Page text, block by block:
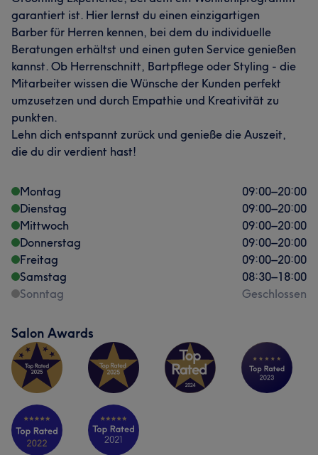
garantiert ist. Hier lernst du einen einzigartigen
Barber für Herren kennen, bei dem du individuelle
Beratungen erhältst und einen guten Service genießen
kannst. Ob Herrenschnitt, Bartpflege oder Styling - die
Mitarbeiter wissen die Wünsche der Kunden perfekt
umzusetzen und durch Empathie und Kreativität zu
punkten.
Lehn dich entspannt zurück und genieße die Auszeit,
die du dir verdient hast!
Montag 09:00–20:00
Dienstag
09:00–20:00
Mittwoch
09:00–20:00
Donnerstag
09:00–20:00
Freitag
09:00–20:00
Samstag
08:30–18:00
Sonntag
Geschlossen
Salon Awards